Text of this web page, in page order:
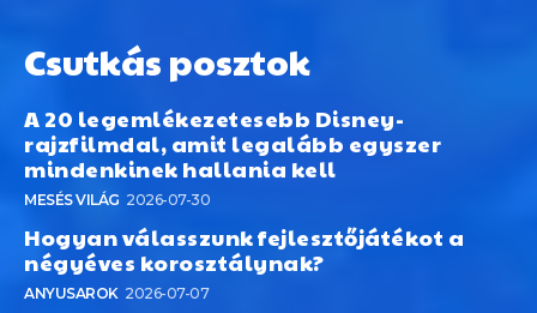
Csutkás posztok
A 20 legemlékezetesebb Disney-
rajzfilmdal, amit legalább egyszer
mindenkinek hallania kell
MESÉS VILÁG 2026-07-30
Hogyan válasszunk fejlesztőjátékot a
négyéves korosztálynak?
ANYUSAROK 2026-07-07